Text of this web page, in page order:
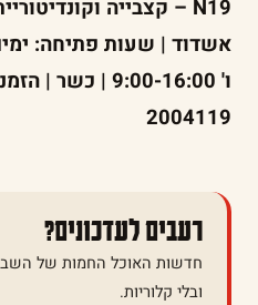
2004119
רעבים לעדכונים?
חדשות האוכל החמות של
ובלי קלוריות.